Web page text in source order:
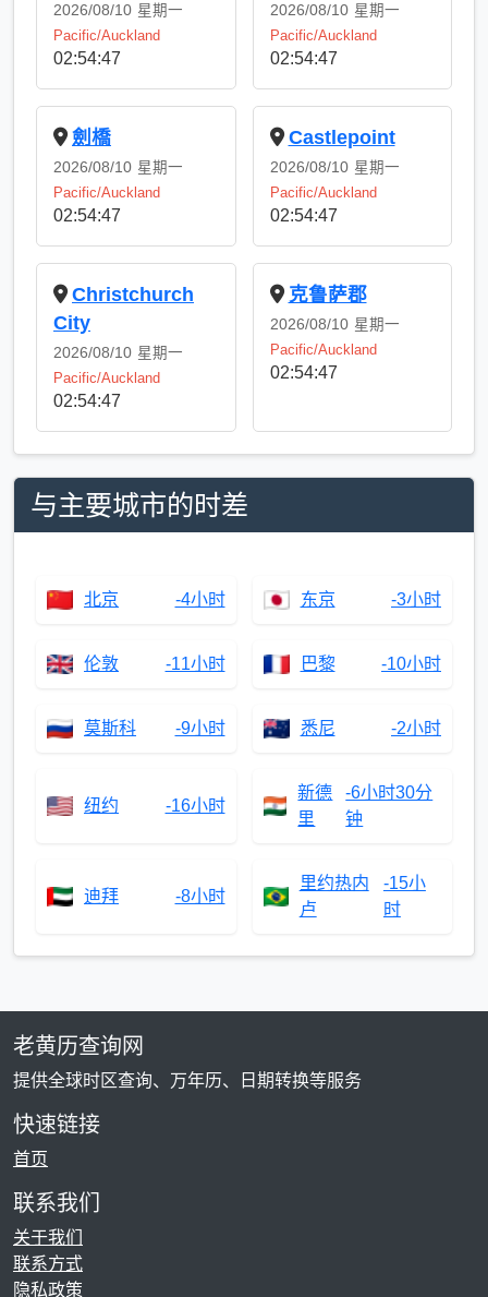
2026/08/10 星期一
Pacific/Auckland
02:54:48
2026/08/10 星期一
Pacific/Auckland
02:54:48
劍橋
2026/08/10 星期一
Pacific/Auckland
02:54:48
Castlepoint
2026/08/10 星期一
Pacific/Auckland
02:54:48
Christchurch
City
2026/08/10 星期一
Pacific/Auckland
02:54:48
克鲁萨郡
2026/08/10 星期一
Pacific/Auckland
02:54:48
与主要城市的时差
北京 -4小时 东京 -3小时
伦敦 -11小时 巴黎 -10小时
莫斯科 -9小时 悉尼 -2小时
纽约 -16小时
新德
里
-6小时30分
钟
迪拜 -8小时
里约热内
卢
-15小
时
老黄历查询网
提供全球时区查询、万年历、日期转换等服务
快速链接
首页
联系我们
关于我们
联系方式
隐私政策